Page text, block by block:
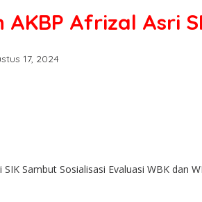
Afrizal Asri
17, 2024
Sambut Sosialisasi Evaluasi WBK dan